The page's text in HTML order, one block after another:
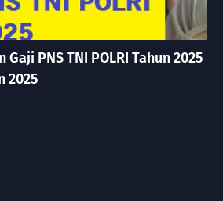
Gaji PNS TNI POLRI Tahun 2025
2025